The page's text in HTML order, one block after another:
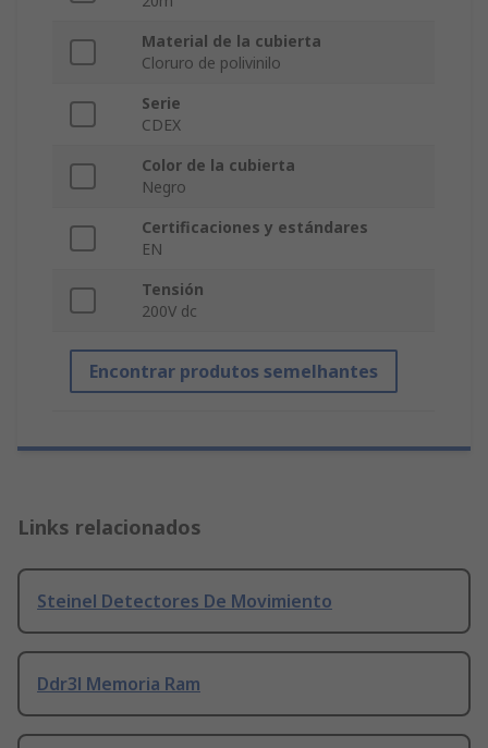
Material de la cubierta
Cloruro de polivinilo
Serie
CDEX
Color de la cubierta
Negro
Certificaciones y estándares
EN
Tensión
200V dc
Encontrar produtos semelhantes
Links relacionados
Steinel Detectores De Movimiento
Ddr3l Memoria Ram